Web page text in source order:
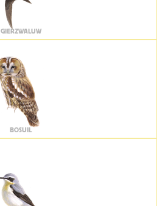
GIERZWALUW
BOSUIL